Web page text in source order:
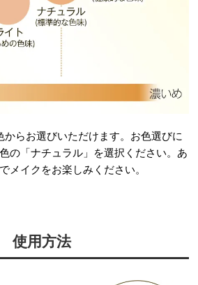
からお選びいただけます。お色選びに
の「ナチュラル」を選択ください。あ
メイクをお楽しみください。
使用方法